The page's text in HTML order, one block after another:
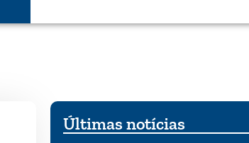
Últimas notícias